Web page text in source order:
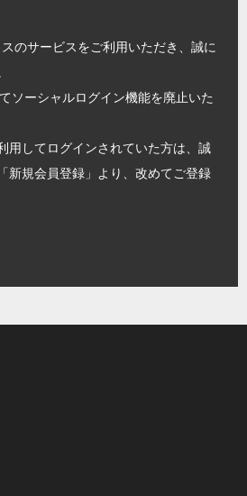
のサービスをご利用いただき、誠に
ソーシャルログイン機能を廃止いた
用してログインされていた方は、誠
新規会員登録」より、改めてご登録